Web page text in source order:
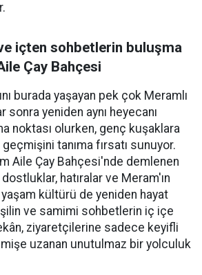
içten sohbetlerin buluşma
Çay Bahçesi
burada yaşayan pek çok Meramlı
sonra yeniden aynı heyecanı
noktası olurken, genç kuşaklara
tanıma fırsatı sunuyor.
Aile Çay Bahçesi'nde demlenen
hatıralar ve Meram'ın
yaşam kültürü de yeniden hayat
ve samimi sohbetlerin iç içe
ziyaretçilerine sadece keyifli
uzanan unutulmaz bir yolculuk